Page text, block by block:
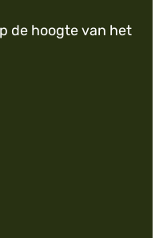
de hoogte van het